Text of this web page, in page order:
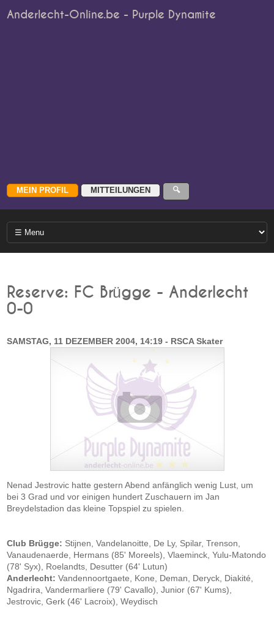
Anderlecht-Online.be - Purple Dynamite
Reserve: FC Brügge - Anderlecht
0-0
SAMSTAG, 11 DEZEMBER 2004, 14:19 - RSCA Skater
Nenad Jestrovic hatte gestern Abend anfänglich wenig Lust, um
bei 3 Grad und vor einigen hundert Zuschauern im Jan
Breydelstadion das kleine Topspiel zu spielen.
Club Brügge: Stijnen, Vandelanoitte, De Ly, Spilar, Trenson,
Vanaudenaerde, Hermans (85' Moreels), Vlaeminck, Yulu-Matondo
(78' Syx), Roelandts, Desutter (64' Lutun)
Anderlecht: Vandennoortgaete, Kone, Deman, Deryck, Diakité,
Ngadrira, Vandermarliere (79' Cavallo), Junior (67' Kums),
Jestrovic, Gerk (46' Lacroix), Weydisch